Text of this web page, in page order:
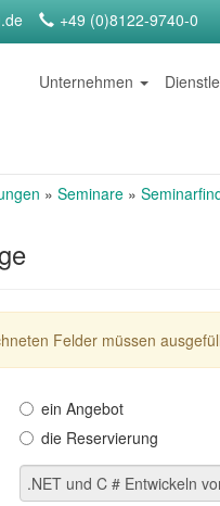
+49 (0)8122-9740-0
Unternehmen
» Seminare »
Felder müssen
ein Angebot
die Reservierung